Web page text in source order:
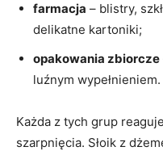
farmacja – blistry,
delikatne kartoniki;
opakowania zbiorcze
luźnym wypełnieniem.
Każda z tych grup
szarpnięcia. Słoik z